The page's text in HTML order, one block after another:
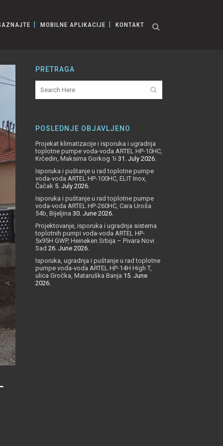
MOBILNE APLIKACIJE KONTAKT
PRETRAGA
POSLEDNJE OBJAVLJENO
Projekat klimatizacije i isporuka i ugradnja
toplotne pumpe voda-voda ARTEL HP-10HC,
Krčedin, Maksima Gorkog 1i 31. July 2026.
Isporuka i puštanje u rad toplotne pumpe
voda-voda ARTEL HP-100HC, ELIT Inox,
Čačak 5. July 2026.
Isporuka i puštanje u rad toplotne pumpe
voda-voda ARTEL HP-260HC, Cara Uroša
54b, Bijeljina 30. June 2026.
Projektovanje, isporuka i ugradnja sistema
toplotnih pumpi voda-voda ARTEL HP-
5x95H GWP, Heineken Srbija – Pivara Novi
Sad 26. June 2026.
Isporuka, ugradnja i puštanje u rad toplotne
pumpe voda-voda ARTEL HP-14H High T,
ulica Gročka, Mataruška Banja 15. June
2026.